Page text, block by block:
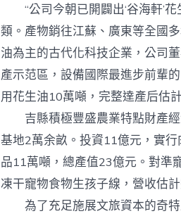
“公司今朝已開闢出‘谷海軒’花
類。產物銷往江蘇、廣東等全國
油為主的古代化科技企業，公司
產示范區，設備國際最進步前輩
用花生油10萬噸，完整達產后估
吉縣積極豐盛農業特點財產經
基地2萬余畝。投資11億元，實
品11萬噸，總產值23億元。對準
凍干寵物食物生孩子線，營收估
為了充足施展文旅資本的奇特